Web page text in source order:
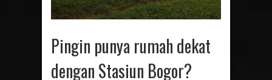
Pingin punya rumah dekat
dengan Stasiun Bogor?